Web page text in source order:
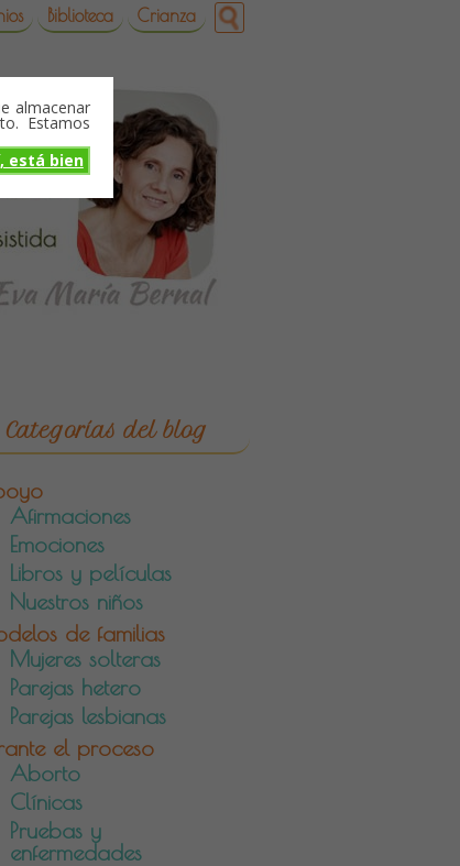
almacenar
Estamos
está bien
Biblioteca Crianza
Categorías del blog
Afirmaciones
Emociones
Libros y películas
Nuestros niños
de familias
Mujeres solteras
Parejas hetero
Parejas lesbianas
el proceso
Aborto
Clínicas
Pruebas y
enfermedades